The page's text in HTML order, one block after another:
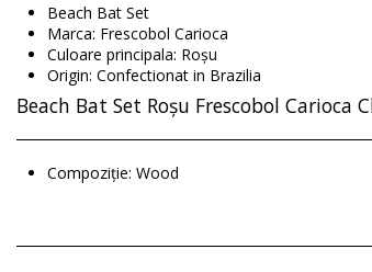
Beach Bat Set
Marca: Frescobol Carioca
Culoare principala: Roșu
Origin: Confectionat in Brazilia
Beach Bat Set Roșu Frescobol Carioca
Compoziție: Wood
Departamentul: Unisex, Beach Bat Set
Ambalajul include: 1 x Beach Bat Set (Nu